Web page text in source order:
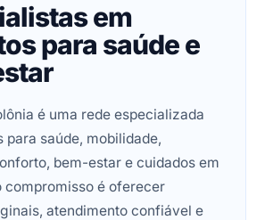
em
para saúde e
é uma rede especializada
para saúde, mobilidade,
bem-estar e cuidados em
compromisso é oferecer
atendimento confiável e